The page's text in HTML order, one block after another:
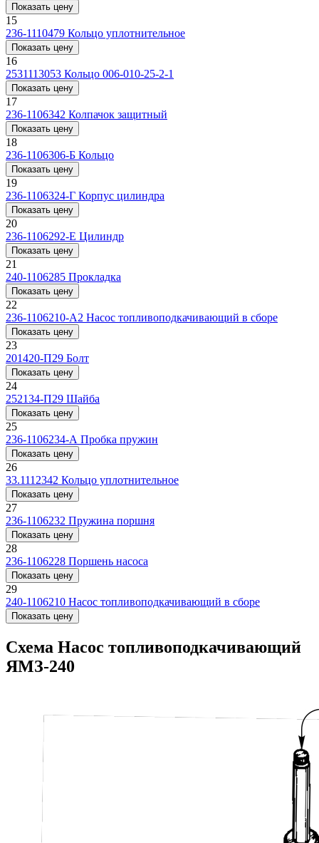
Показать цену
15
236-1110479 Кольцо уплотнительное
Показать цену
16
2531113053 Кольцо 006-010-25-2-1
Показать цену
17
236-1106342 Колпачок защитный
Показать цену
18
236-1106306-Б Кольцо
Показать цену
19
236-1106324-Г Корпус цилиндра
Показать цену
20
236-1106292-Е Цилиндр
Показать цену
21
240-1106285 Прокладка
Показать цену
22
236-1106210-А2 Насос топливоподкачивающий в сборе
Показать цену
23
201420-П29 Болт
Показать цену
24
252134-П29 Шайба
Показать цену
25
236-1106234-А Пробка пружин
Показать цену
26
33.1112342 Кольцо уплотнительное
Показать цену
27
236-1106232 Пружина поршня
Показать цену
28
236-1106228 Поршень насоса
Показать цену
29
240-1106210 Насос топливоподкачивающий в сборе
Показать цену
Схема Насос топливоподкачивающий
ЯМЗ-240